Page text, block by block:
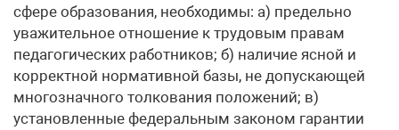
сфере образования, необходимы: а) предельно
уважительное отношение к трудовым правам
педагогических работников; б) наличие ясной и
корректной нормативной базы, не допускающей
многозначного толкования положений; в)
установленные федеральным законом гарантии